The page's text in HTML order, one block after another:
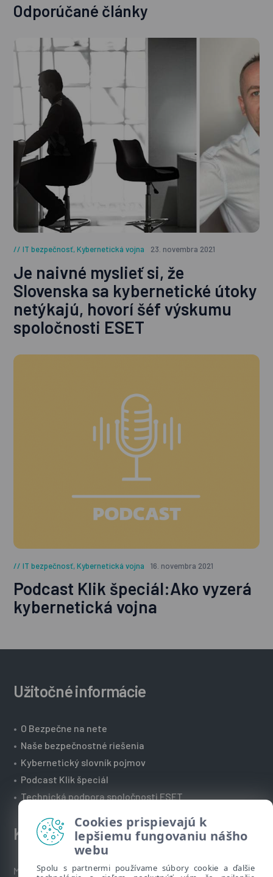
Odporúčané články
IT bezpečnosť,Kybernetická vojna 23. novembra 2021
Je naivné myslieť si, že
Slovenska sa kybernetické útoky
netýkajú, hovorí šéf výskumu
spoločnosti ESET
IT bezpečnosť,Kybernetická vojna 16. novembra 2021
Podcast Klik špeciál:Ako vyzerá
kybernetická vojna
Užitočné informácie
• O Bezpečne na nete
• Naše bezpečnostné riešenia
• Kybernetický slovník pojmov
• Podcast Klik špeciál
• Technická podpora spoločnosti ESET
Kontakt
Máte nezodpovedané otázky? Napíšte nám:
Cookies prispievajú k
lepšiemu fungovaniu nášho
webu
Spolu s partnermi používame súbory cookie a ďalšie